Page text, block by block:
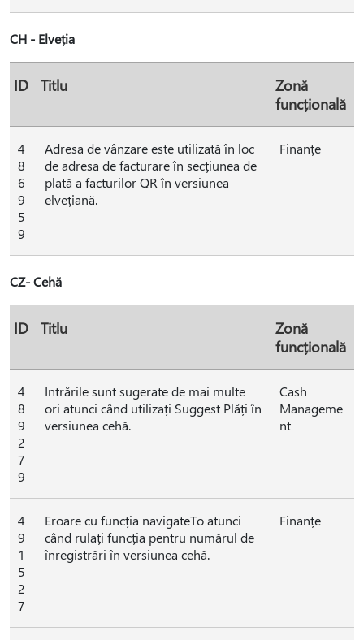
CH - Elveția
ID Titlu
Zonă
funcțională
4
8
6
9
5
9
Adresa de vânzare este utilizată în loc
de adresa de facturare în secțiunea de
plată a facturilor QR în versiunea
elvețiană.
Finanțe
CZ- Cehă
ID Titlu
Zonă
funcțională
4
8
9
2
7
9
Intrările sunt sugerate de mai multe
ori atunci când utilizați Suggest Plăți în
versiunea cehă.
Cash
Manageme
nt
4
9
1
5
2
7
Eroare cu funcția navigateTo atunci
când rulați funcția pentru numărul de
înregistrări în versiunea cehă.
Finanțe